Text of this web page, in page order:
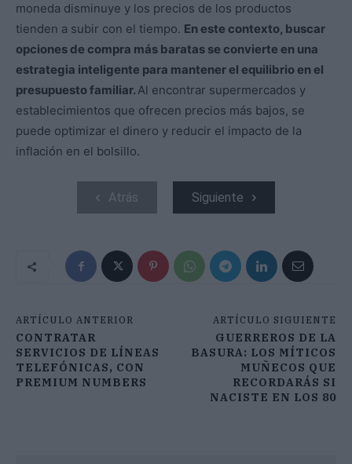
moneda disminuye y los precios de los productos
tienden a subir con el tiempo. En este contexto, buscar
opciones de compra más baratas se convierte en una
estrategia inteligente para mantener el equilibrio en el
presupuesto familiar.Al encontrar supermercados y
establecimientos que ofrecen precios más bajos, se
puede optimizar el dinero y reducir el impacto de la
inflación en el bolsillo.
Atrás Siguiente
ARTÍCULO ANTERIOR
CONTRATAR
SERVICIOS DE LÍNEAS
TELEFÓNICAS, CON
PREMIUM NUMBERS
ARTÍCULO SIGUIENTE
GUERREROS DE LA
BASURA: LOS MÍTICOS
MUÑECOS QUE
RECORDARÁS SI
NACISTE EN LOS 80